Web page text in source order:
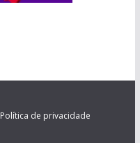
Política de privacidade